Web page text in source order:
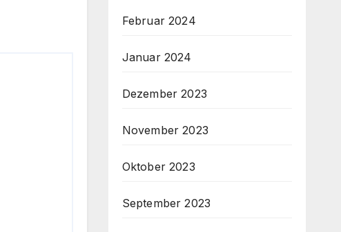
Februar 2024
Januar 2024
Dezember 2023
November 2023
Oktober 2023
September 2023